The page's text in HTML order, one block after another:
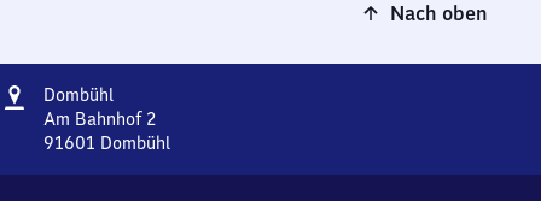
Nach oben
Adresse
Dombühl
Am Bahnhof 2
91601 Dombühl